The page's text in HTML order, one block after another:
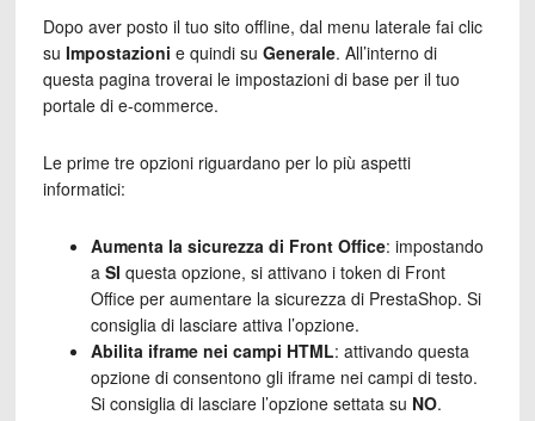
Dopo aver posto il tuo sito offline, dal menu laterale fai clic
su Impostazioni e quindi su Generale. All’interno di
questa pagina troverai le impostazioni di base per il tuo
portale di e-commerce.
Le prime tre opzioni riguardano per lo più aspetti
informatici:
Aumenta la sicurezza di Front Office: impostando
a SI questa opzione, si attivano i token di Front
Office per aumentare la sicurezza di PrestaShop. Si
consiglia di lasciare attiva l’opzione.
Abilita iframe nei campi HTML: attivando questa
opzione di consentono gli iframe nei campi di testo.
Si consiglia di lasciare l’opzione settata su NO.